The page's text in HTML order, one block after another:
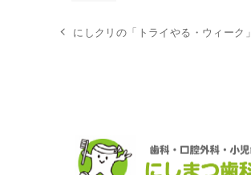
にしクリの「トライやる・ウィーク」